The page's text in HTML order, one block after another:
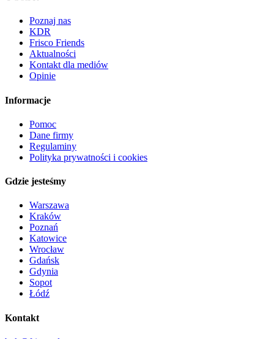
Poznaj nas
KDR
Frisco Friends
Aktualności
Kontakt dla mediów
Opinie
Informacje
Pomoc
Dane firmy
Regulaminy
Polityka prywatności i cookies
Gdzie jesteśmy
Warszawa
Kraków
Poznań
Katowice
Wrocław
Gdańsk
Gdynia
Sopot
Łódź
Kontakt